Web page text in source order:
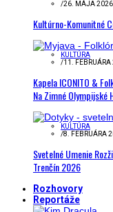
/26. MÁJA 2026
Kultúrno-Komunitné
KULTÚRA
/11.
Kapela ICONITO &
Na Zimné Olympijské
KULTÚRA
/8. FEBRUÁRA
Svetelné Umenie
Trenčín 2026
Rozhovory
Reportáže